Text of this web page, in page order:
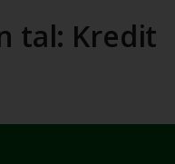
tal: Kredit